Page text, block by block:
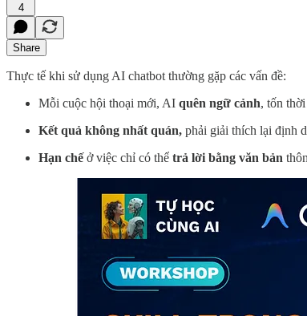
4
Share
Thực tế khi sử dụng AI chatbot thường gặp các vấn đề:
Mỗi cuộc hội thoại mới, AI quên ngữ cảnh, tốn
Kết quả không nhất quán, phải giải thích lại định
Hạn chếở việc chỉ có thể trả lời bằng văn bản